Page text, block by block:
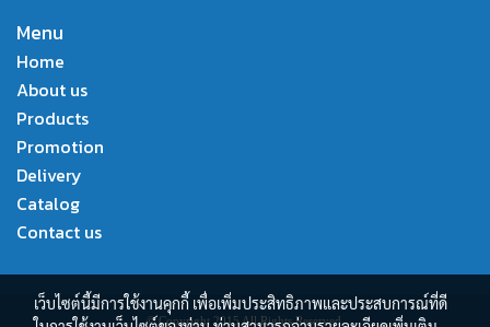
Menu
Home
About us
Products
Promotion
Delivery
Catalog
Contact us
© Copyright 2015 All Rights Reserved.
เว็บไซต์นี้มีการใช้งานคุกกี้ เพื่อเพิ่มประสิทธิภาพและประสบการณ์ที่ดี